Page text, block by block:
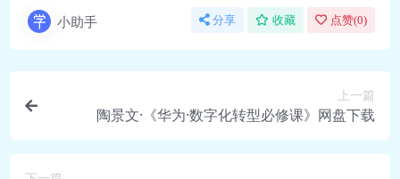
🎵 gh-20.0227丨《秦汉帝国》
4：打压商人带来了什么后
🎵 gh-0923丨顾衡问答丨短
视频会带来什么样的文
视频会带来什么样的文
小助手 分享 收藏 点赞(0)
上一篇
陶景文·《华为·数字化转型必修课》网盘下载